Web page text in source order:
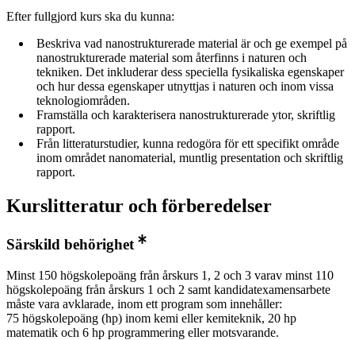
Efter fullgjord kurs ska du kunna:
Beskriva vad nanostrukturerade material är och ge exempel på
nanostrukturerade material som återfinns i naturen och
tekniken. Det inkluderar dess speciella fysikaliska egenskaper
och hur dessa egenskaper utnyttjas i naturen och inom vissa
teknologiområden.
Framställa och karakterisera nanostrukturerade ytor, skriftlig
rapport.
Från litteraturstudier, kunna redogöra för ett specifikt område
inom området nanomaterial, muntlig presentation och skriftlig
rapport.
Kurslitteratur och förberedelser
Särskild behörighet
Minst 150 högskolepoäng från årskurs 1, 2 och 3 varav minst 110
högskolepoäng från årskurs 1 och 2 samt kandidatexamensarbete
måste vara avklarade, inom ett program som innehåller:
75 högskolepoäng (hp) inom kemi eller kemiteknik, 20 hp
matematik och 6 hp programmering eller motsvarande.